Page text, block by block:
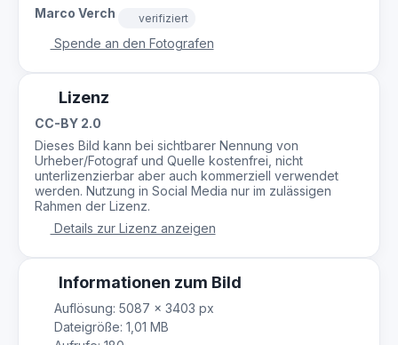
Marco Verch verifiziert
Spende an den Fotografen
Lizenz
CC-BY 2.0
Dieses Bild kann bei sichtbarer Nennung von
Urheber/Fotograf und Quelle kostenfrei, nicht
unterlizenzierbar aber auch kommerziell verwendet
werden. Nutzung in Social Media nur im zulässigen
Rahmen der Lizenz.
Details zur Lizenz anzeigen
Informationen zum Bild
Auflösung: 5087 × 3403 px
Dateigröße: 1,01 MB